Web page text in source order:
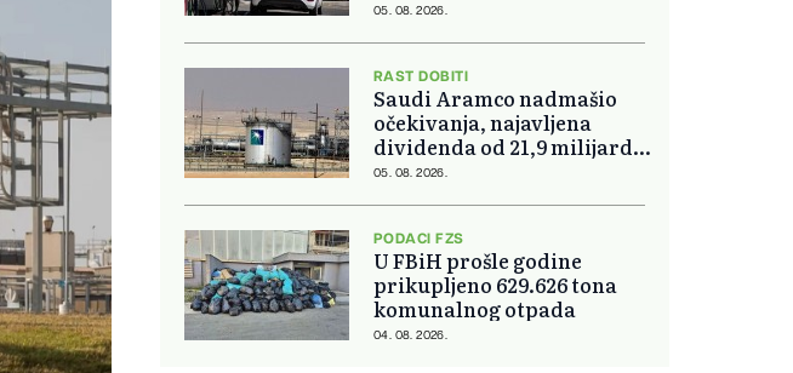
05. 08. 2026.
RAST DOBITI
Saudi Aramco nadmašio
očekivanja, najavljena
dividenda od 21,9 milijardi
dolara
05. 08. 2026.
PODACI FZS
U FBiH prošle godine
prikupljeno 629.626 tona
komunalnog otpada
04. 08. 2026.